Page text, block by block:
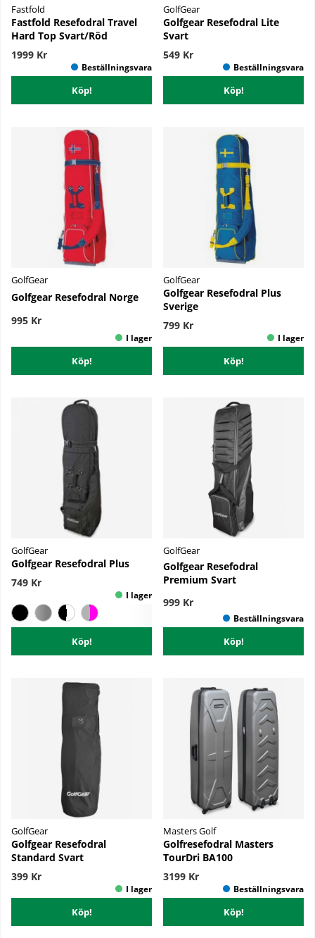
Fastfold
Fastfold Resefodral Travel
Hard Top Svart/Röd
1999 Kr
Köp!
GolfGear
Golfgear Resefodral Lite
Svart
549 Kr
Köp!
GolfGear
Golfgear Resefodral Norge
995 Kr
Köp!
GolfGear
Golfgear Resefodral Plus
Sverige
799 Kr
Köp!
GolfGear
Golfgear Resefodral Plus
749 Kr
Köp!
GolfGear
Golfgear Resefodral
Premium Svart
999 Kr
Köp!
GolfGear
Golfgear Resefodral
Standard Svart
399 Kr
Köp!
Masters Golf
Golfresefodral Masters
TourDri BA100
3199 Kr
Köp!